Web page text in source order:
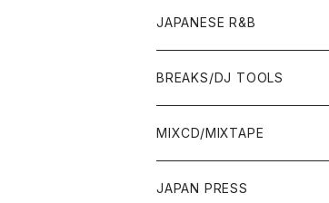
OTHERS
JAPANESE R&B
BREAKS/DJ TOOLS
BREAKS/MEGAMIX/CUT UP
RE-EDIT/DJ TOOLS
MIXCD/MIXTAPE
MIXCD
JAPAN PRESS